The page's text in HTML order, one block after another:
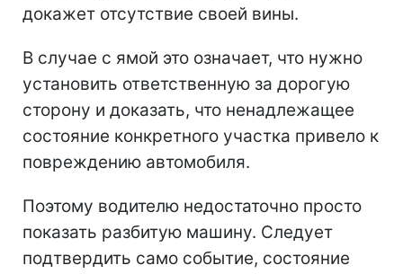
докажет отсутствие своей вины.
В случае с ямой это означает, что нужно
установить ответственную за дорогую
сторону и доказать, что ненадлежащее
состояние конкретного участка привело к
повреждению автомобиля.
Поэтому водителю недостаточно просто
показать разбитую машину. Следует
подтвердить само событие, состояние